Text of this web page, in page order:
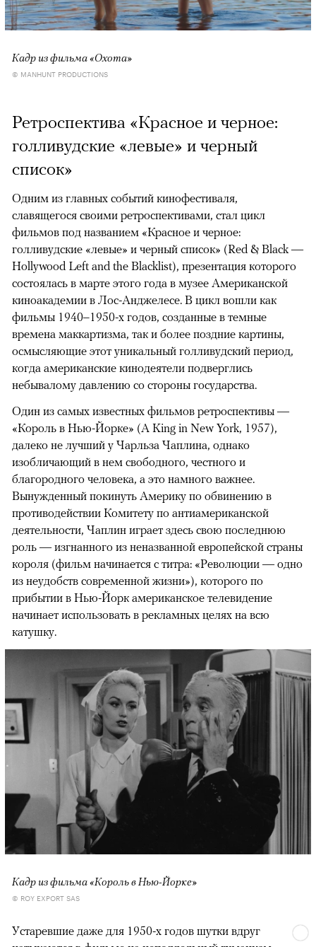
Кадр из фильма «Охота»
© MANHUNT PRODUCTIONS
Ретроспектива «Красное и черное:
голливудские «левые» и черный
список»
Одним из главных событий кинофестиваля,
славящегося своими ретроспективами, стал цикл
фильмов под названием «Красное и черное:
голливудские «левые» и черный список» (Red & Black —
Hollywood Left and the Blacklist), презентация которого
состоялась в марте этого года в музее Американской
киноакадемии в Лос-Анджелесе. В цикл вошли как
фильмы 1940–1950-х годов, созданные в темные
времена маккартизма, так и более поздние картины,
осмысляющие этот уникальный голливудский период,
когда американские кинодеятели подверглись
небывалому давлению со стороны государства.
Один из самых известных фильмов ретроспективы —
«Король в Нью-Йорке» (A King in New York, 1957),
далеко не лучший у Чарльза Чаплина, однако
изобличающий в нем свободного, честного и
благородного человека, а это намного важнее.
Вынужденный покинуть Америку по обвинению в
противодействии Комитету по антиамериканской
деятельности, Чаплин играет здесь свою последнюю
роль — изгнанного из неназванной европейской страны
короля (фильм начинается с титра: «Революции — одно
из неудобств современной жизни»), которого по
прибытии в Нью-Йорк американское телевидение
начинает использовать в рекламных целях на всю
катушку.
Кадр из фильма «Король в Нью-Йорке»
© ROY EXPORT SAS
Устаревшие даже для 1950-х годов шутки вдруг